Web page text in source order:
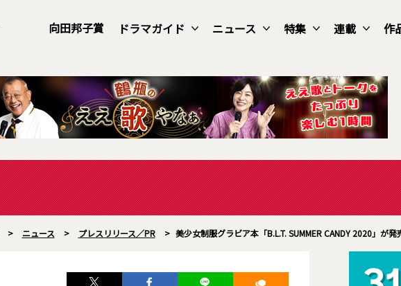
向田邦子賞 ドラマガイド ニュース 特集 連載 作
> ニュース > プレスリリース／PR > 美少女制服グラビア本「B.L.T. SUMMER CANDY 2020」が